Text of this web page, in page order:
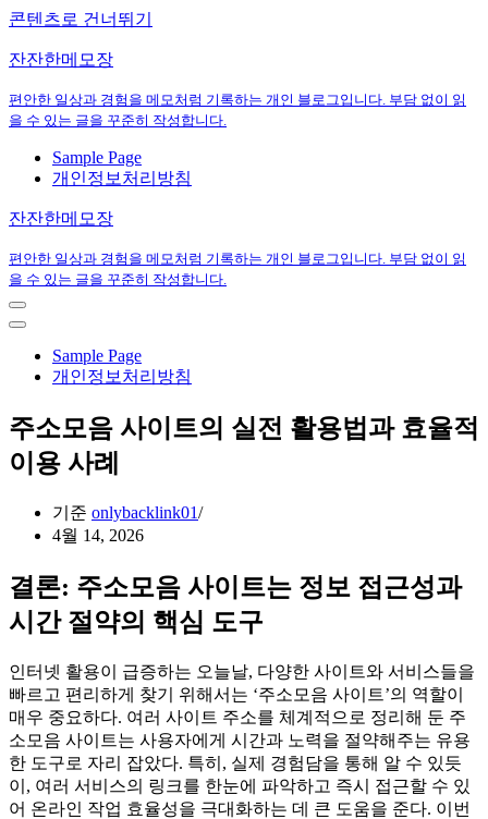
콘텐츠로 건너뛰기
잔잔한메모장
편안한 일상과 경험을 메모처럼 기록하는 개인 블로그입니다. 부담 없이 읽
을 수 있는 글을 꾸준히 작성합니다.
Sample Page
개인정보처리방침
잔잔한메모장
편안한 일상과 경험을 메모처럼 기록하는 개인 블로그입니다. 부담 없이 읽
을 수 있는 글을 꾸준히 작성합니다.
내
비
뉴
내
메
뉴
Sample Page
개인정보처리방침
주소모음 사이트의 실전 활용법과 효율적
이용 사례
기준 onlybacklink01
4월 14, 2026
결론: 주소모음 사이트는 정보 접근성과
시간 절약의 핵심 도구
인터넷 활용이 급증하는 오늘날, 다양한 사이트와 서비스들을
빠르고 편리하게 찾기 위해서는 ‘주소모음 사이트’의 역할이
매우 중요하다. 여러 사이트 주소를 체계적으로 정리해 둔 주
소모음 사이트는 사용자에게 시간과 노력을 절약해주는 유용
한 도구로 자리 잡았다. 특히, 실제 경험담을 통해 알 수 있듯
이, 여러 서비스의 링크를 한눈에 파악하고 즉시 접근할 수 있
어 온라인 작업 효율성을 극대화하는 데 큰 도움을 준다. 이번